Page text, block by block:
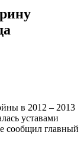
в 2012 – 2013
уставами
сообщил главный